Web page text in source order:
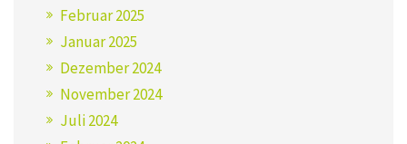
Februar 2025
Januar 2025
Dezember 2024
November 2024
Juli 2024